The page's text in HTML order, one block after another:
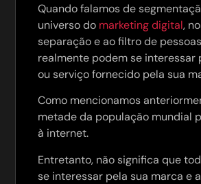
Quando falamos de
universo do marketing digital,
separação e ao filtro de
realmente podem se interessar
ou serviço fornecido pela sua
Como mencionamos
metade da população mundial
à internet.
Entretanto, não significa que
se interessar pela sua marca e